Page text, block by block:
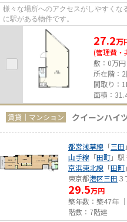
様々な場所へのアクセスがしやすくな
に駅がある物件です。
27.2万
(管理費・
敷：0万
所在階：
間取り：
面積：
賃貸｜マンション クイーンハイ
都営浅草線 「三田
山手線 「田町」
京浜東北線 「田町
東京都港区三田
29.5万円
築年数：築47年
階数：7階建